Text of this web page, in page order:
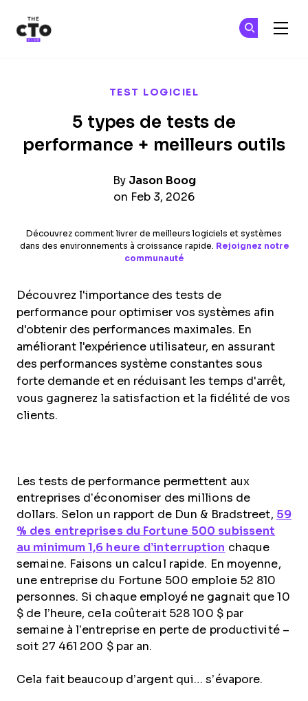
TEST LOGICIEL
5 types de tests de
performance + meilleurs outils
By Jason Boog
on Feb 3, 2026
Découvrez comment livrer de meilleurs logiciels et systèmes
dans des environnements à croissance rapide. Rejoignez notre
communauté
Découvrez l'importance des tests de
performance pour optimiser vos systèmes afin
d'obtenir des performances maximales. En
améliorant l'expérience utilisateur, en assurant
des performances système constantes sous
forte demande et en réduisant les temps d'arrêt,
vous gagnerez la satisfaction et la fidélité de vos
clients.
Les tests de performance permettent aux
entreprises d’économiser des millions de
dollars. Selon un rapport de Dun & Bradstreet, 59
% des entreprises du Fortune 500 subissent
au minimum 1,6 heure d’interruption chaque
semaine. Faisons un calcul rapide. En moyenne,
une entreprise du Fortune 500 emploie 52 810
personnes. Si chaque employé ne gagnait que 10
$ de l’heure, cela coûterait 528 100 $ par
semaine à l’entreprise en perte de productivité –
soit 27 461 200 $ par an.
Cela fait beaucoup d’argent qui… s’évapore.